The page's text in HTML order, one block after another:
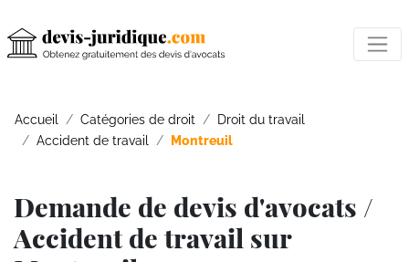
Accueil Catégories de droit
Droit du travail
Accident de travail
Montreuil
Demande de devis d'avocats /
Accident de travail sur